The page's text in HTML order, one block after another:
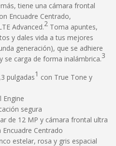
tiene una cámara frontal
Encuadre Centrado,
Advanced.2 Toma apuntes,
y dales vida a tus mejores
generación), que se adhiere
se carga de forma inalámbrica.3
pulgadas1 con True Tone y
Engine
segura
de 12 MP y cámara frontal ultra
Centrado
estelar, rosa y gris espacial